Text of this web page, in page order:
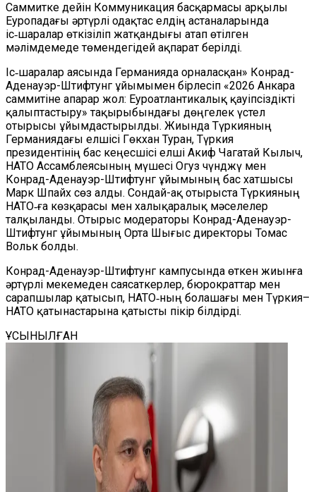
Саммитке дейін Коммуникация басқармасы арқылы
Еуропадағы әртүрлі одақтас елдің астаналарында
іс‑шаралар өткізіліп жатқандығы атап өтілген
мәлімдемеде төмендегідей ақпарат берілді.
Іс‑шаралар аясында Германияда орналасқан» Конрад-
Аденауэр-Штифтунг ұйымымен бірлесіп «2026 Анкара
саммитіне апарар жол: Еуроатлантикалық қауіпсіздікті
қалыптастыру» тақырыбындағы дөңгелек үстел
отырысы ұйымдастырылды. Жиында Түркияның
Германиядағы елшісі Гөкхан Туран, Түркия
президентінің бас кеңесшісі елші Акиф Чагатай Кылыч,
НАТО Ассамблеясының мүшесі Огуз Үчүнджү мен
Конрад-Аденауэр-Штифтунг ұйымының бас хатшысы
Марк Шпайх сөз алды. Сондай-ақ отырыста Түркияның
НАТО‑ға көзқарасы мен халықаралық мәселелер
талқыланды. Отырыс модераторы Конрад-Аденауэр-
Штифтунг ұйымының Орта Шығыс директоры Томас
Вольк болды.
Конрад-Аденауэр-Штифтунг кампусында өткен жиынға
әртүрлі мекемеден саясаткерлер, бюрократтар мен
сарапшылар қатысып, НАТО‑ның болашағы мен Түркия–
НАТО қатынастарына қатысты пікір білдірді.
ҰСЫНЫЛҒАН